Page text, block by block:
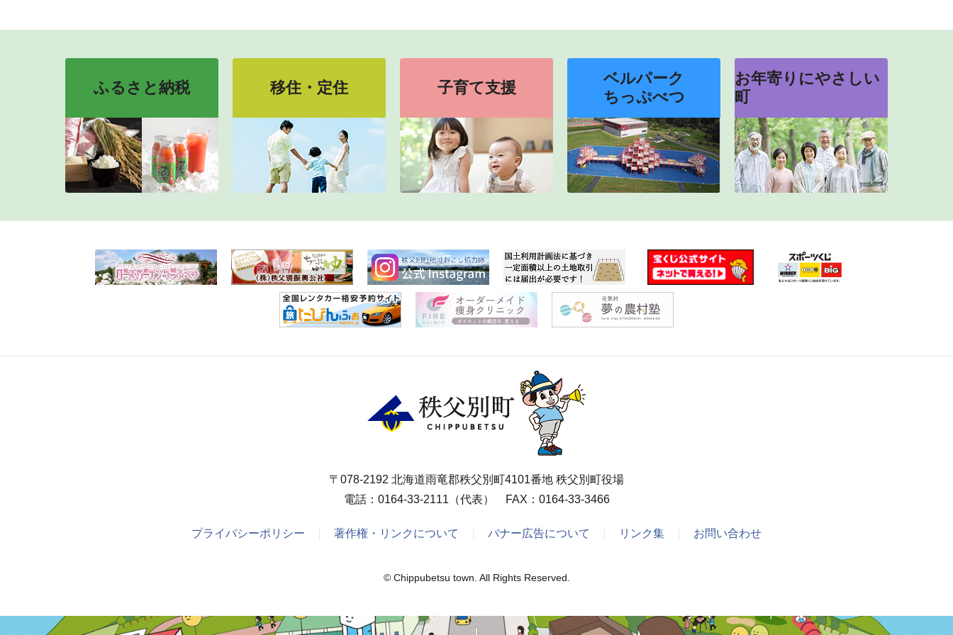
ふるさと納税 移住・定住 子育て支援
ベルパーク
ちっぷべつ
お年寄りにやさしい
町
〒078-2192 北海道雨竜郡秩父別町4101番地 秩父別町役場
電話： 0164-33-2111 （代表） FAX：0164-33-3466
プライバシーポリシー 著作権・リンクについて バナー広告について リンク集 お問い合わせ
© Chippubetsu town. All Rights Reserved.